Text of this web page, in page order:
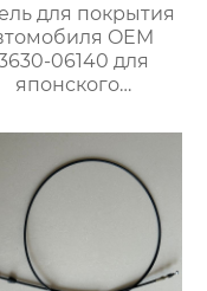
для покрытия
OEM
06140 для
японского